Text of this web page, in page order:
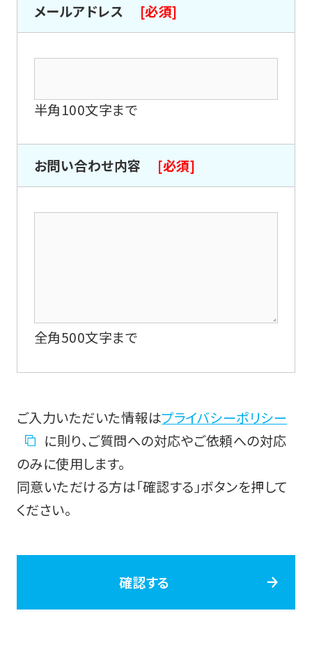
メールアドレス [必須]
半角100文字まで
お問い合わせ内容 [必須]
全角500文字まで
ご入力いただいた情報はプライバシーポリシー
に則り、ご質問への対応やご依頼への対応
のみに使用します。
同意いただける方は「確認する」ボタンを押して
ください。
確認する